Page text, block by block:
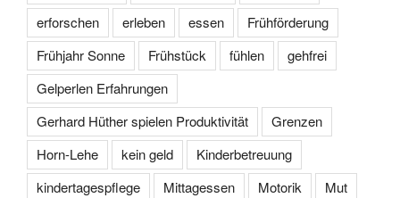
erforschen
erleben essen
Frühförderung
Frühjahr Sonne
Frühstück fühlen
gehfrei
Gelperlen Erfahrungen
Gerhard Hüther spielen Produktivität
Grenzen
Horn-Lehe
kein geld
Kinderbetreuung
kindertagespflege
Mittagessen Motorik
Mut